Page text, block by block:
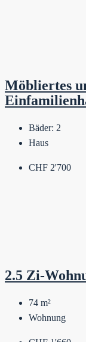
Möbliertes
Bäder: 2
Haus
CHF 2'700
2.5 Zi-
74 m²
Wohnung